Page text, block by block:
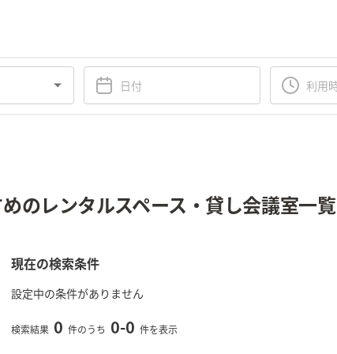
のレンタルスペース・貸し会議室一覧
現在の検索条件
設定中の条件がありません
検索結果 0 件のうち 0-0 件を表示